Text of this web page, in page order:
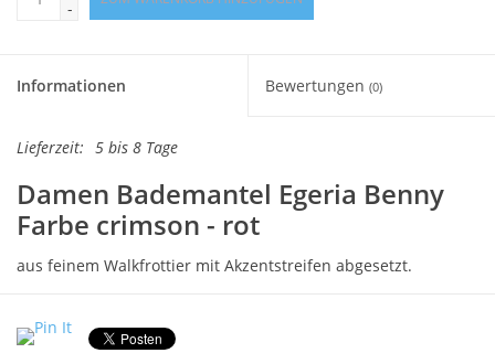
-
Informationen Bewertungen (0)
Lieferzeit: 5 bis 8 Tage
Damen Bademantel Egeria Benny
Farbe crimson - rot
aus feinem Walkfrottier mit Akzentstreifen abgesetzt.
Markenhersteller Egeria, wunderbar bequem und praktisch